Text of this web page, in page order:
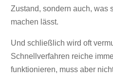
Zustand, sondern auch, was
machen lässt.
Und schließlich wird oft
Schnellverfahren reiche
funktionieren, muss aber